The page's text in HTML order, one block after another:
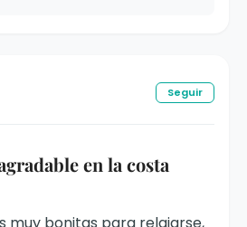
Seguir
en la costa
muy bonitas para relajarse,